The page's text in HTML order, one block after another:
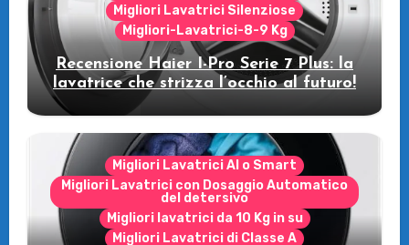
Migliori Lavatrici Silenziose
Migliori-Lavatrici-8-9 Kg
Recensione Haier I-Pro Serie 7 Plus: la
lavatrice che strizza l’occhio al futuro!
Migliori Lavatrici AI o Smart
Migliori Lavatrici con Dosaggio Automatico
del detersivo
Migliori lavatrici da 10 Kg in su
Migliori Lavatrici di Classe A